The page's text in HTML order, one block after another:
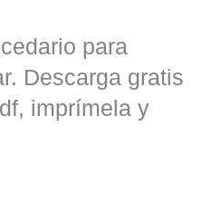
para
Descarga gratis
imprímela y